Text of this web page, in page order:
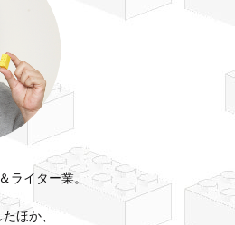
ライター業。
ほか、